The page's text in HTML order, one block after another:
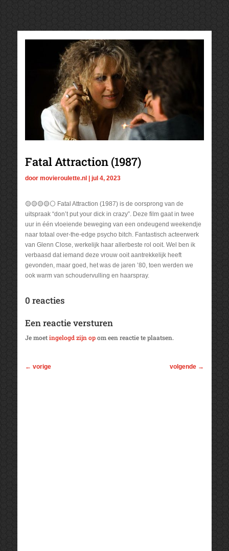
Fatal Attraction (1987)
door movieroulette.nl jul 4, 2023
🟡🟡🟡🟡⚪ Fatal Attraction (1987) is de oorsprong van de
uitspraak “don’t put your dick in crazy”. Deze film gaat in twee
uur in één vloeiende beweging van een ondeugend weekendje
naar totaal over-the-edge psycho bitch. Fantastisch acteerwerk
van Glenn Close, werkelijk haar allerbeste rol ooit. Wel ben ik
verbaasd dat iemand deze vrouw ooit aantrekkelijk heeft
gevonden, maar goed, het was de jaren ’80, toen werden we
ook warm van schoudervulling en haarspray.
0 reacties
Een reactie versturen
Je moetingelogd zijn opom een reactie te plaatsen.
← vorige volgende →